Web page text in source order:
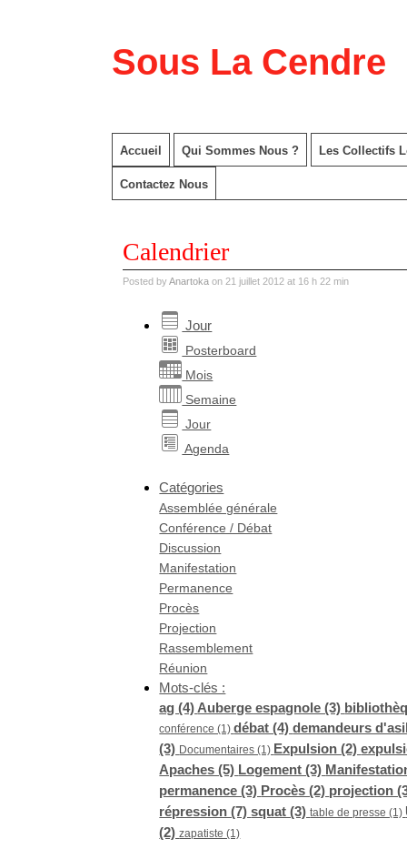
Sous La Cendre
Accueil Qui Sommes Nous ? Les Collectifs
Contactez Nous
Calendrier
Posted byAnartokaon 21 juillet 2012 at 16 h 22 min
Jour
Posterboard
Mois
Semaine
Jour
Agenda
Catégories
Assemblée générale
Conférence / Débat
Discussion
Manifestation
Permanence
Procès
Projection
Rassemblement
Réunion
Mots-clés :
ag (4) Auberge espagnole (3)
conférence (1)débat (4)demandeurs
(3) Documentaires (1) Expulsion (2)
Apaches (5) Logement (3)
permanence (3) Procès (2) projection
répression (7)squat (3)table de presse (1)
(2)zapatiste (1)